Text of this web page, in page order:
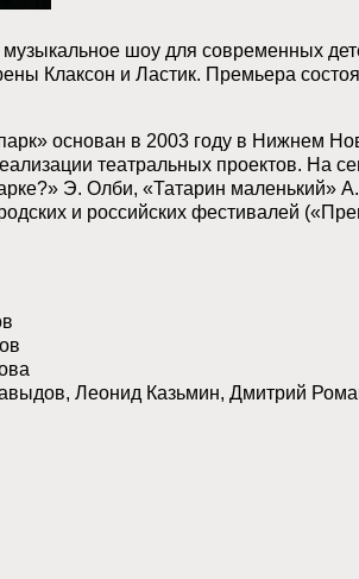
шоу для современных
Клаксон и Ластик. Премьера
основан в 2003 году в Нижнем
театральных проектов. На
Э. Олби, «Татарин маленький»
и российских фестивалей
Леонид Казьмин, Дмитрий